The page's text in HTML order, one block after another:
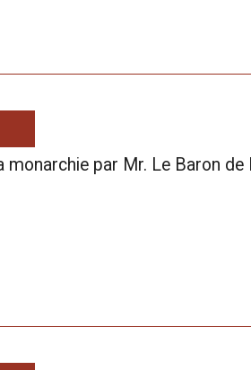
monarchie par Mr. Le Baron